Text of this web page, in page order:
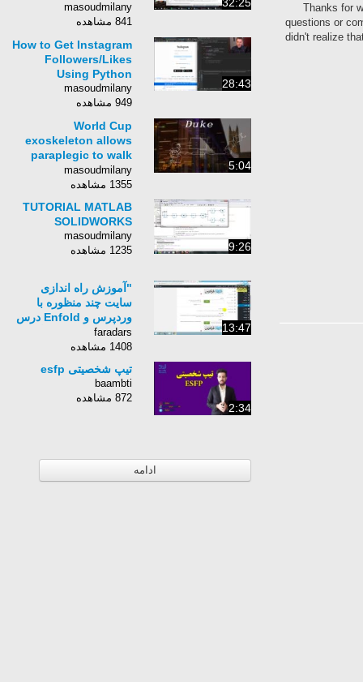
Thanks for
questions or
didn't realize
32:25
masoudmilany
841 مشاهده
28:43
How to Get Instagram
Followers/Likes
Using Python
masoudmilany
949 مشاهده
5:04
World Cup
exoskeleton allows
paraplegic to walk
again
masoudmilany
1355 مشاهده
9:26
TUTORIAL MATLAB
SOLIDWORKS
masoudmilany
1235 مشاهده
13:47
"آموزش راه اندازی
سایت چند منظوره با
وردپرس و Enfold درس
سوم: کار با ویرایشگر
(ب)"
faradars
1408 مشاهده
2:34
تیپ شخصیتی esfp
baambti
872 مشاهده
ادامه